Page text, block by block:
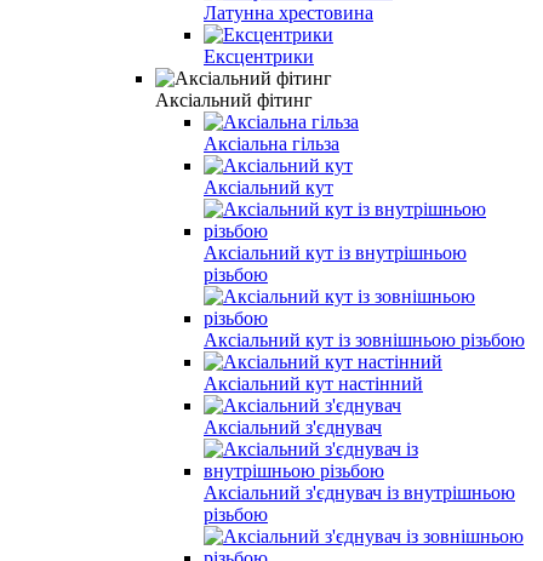
Латунна хрестовина
Ексцентрики
Аксіальний фітинг
Аксіальна гільза
Аксіальний кут
Аксіальний кут із внутрішньою
різьбою
Аксіальний кут із зовнішньою різьбою
Аксіальний кут настінний
Аксіальний з'єднувач
Аксіальний з'єднувач із внутрішньою
різьбою